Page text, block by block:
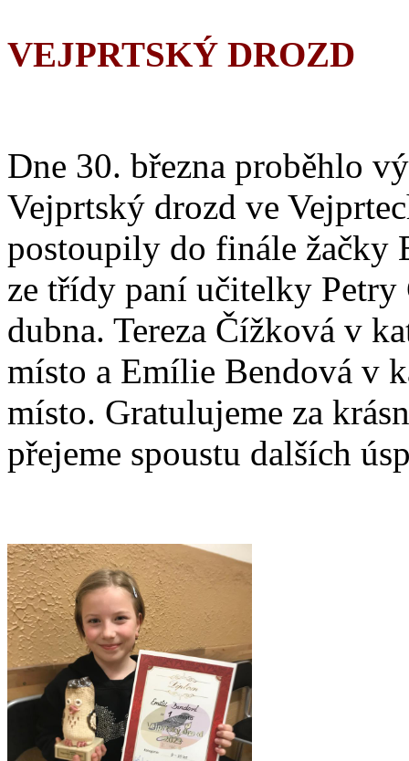
VEJPRTSKÝ DROZD
Dne 30. března proběhlo
Vejprtský drozd ve
postoupily do finále žačky
ze třídy paní učitelky
dubna. Tereza Čížková v
místo a Emílie Bendová v
místo. Gratulujeme za
přejeme spoustu dalších